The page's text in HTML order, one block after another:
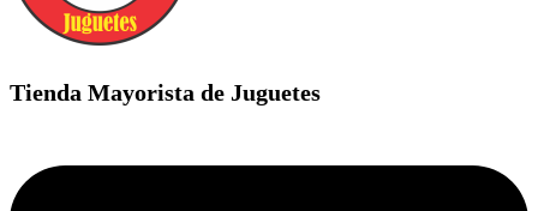
Tienda Mayorista de Juguetes